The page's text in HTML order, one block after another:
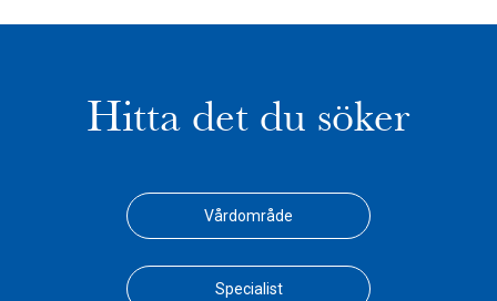
Hitta det du söker
Vårdområde
Specialist